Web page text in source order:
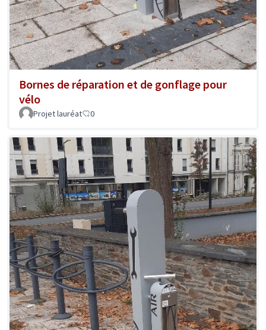
Bornes de réparation et de gonflage pour
vélo
Projet lauréat 0